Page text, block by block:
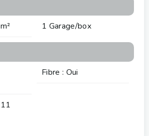
1 Garage/box
Fibre : Oui